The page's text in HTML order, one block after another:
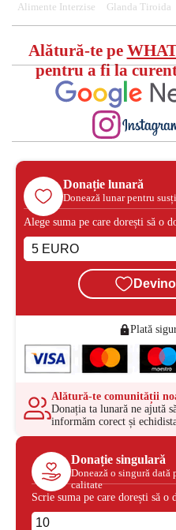
Alimente Interzise Glanda Tiroida
Alătură-te pe
pentru a fi la
Donație lunară
Donează lunar pentru
Alege suma pe care dorești să o
Plată
Alătură-te comunității
Donația ta lunară ne ajută
informăm corect și
Donație singulară
Donează o singură
calitate
Scrie suma pe care dorești să o